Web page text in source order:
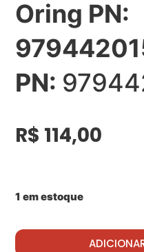
Oring PN:
PN:
R$ 114,00
1 em estoque
Oring PN: 9794420150